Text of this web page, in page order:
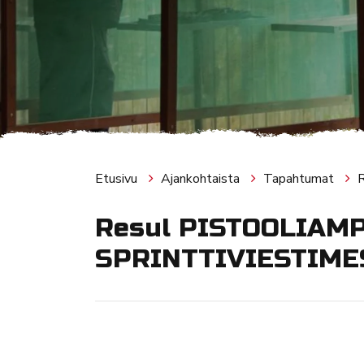
Etusivu Ajankohtaista Tapahtumat
Resul